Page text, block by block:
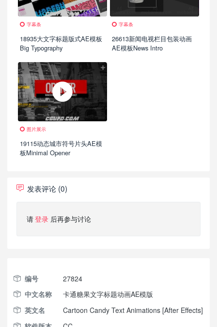
字幕条
18935大文字标题版式AE模板
Big Typography
字幕条
26613新闻电视栏目包装动画
AE模板News Intro
图片展示
19115动态城市符号片头AE模
板Minimal Opener
发表评论 (0)
请登录 后再参与讨论
编号
27824
中文名称
卡通糖果文字标题动画AE模版
英文名
Cartoon Candy Text Animations [After Effects]